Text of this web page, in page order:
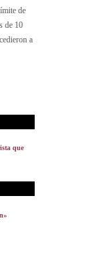
de
de 10
a
que